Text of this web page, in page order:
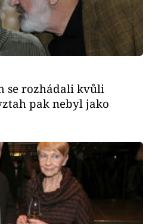
se rozhádali kvůli
pak nebyl jako